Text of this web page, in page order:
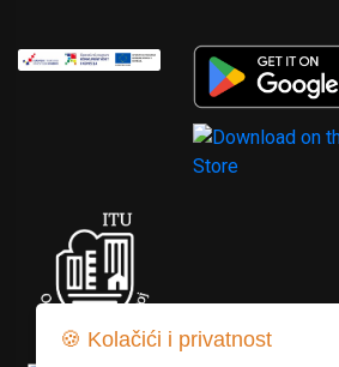
🍪 Kolačići i privatnost